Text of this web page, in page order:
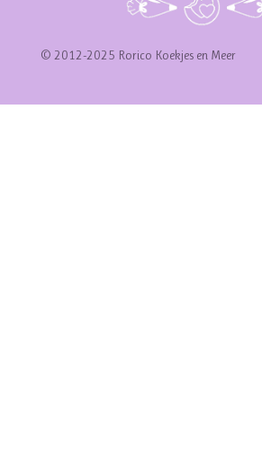
© 2012-2025 Rorico Koekjes en Meer